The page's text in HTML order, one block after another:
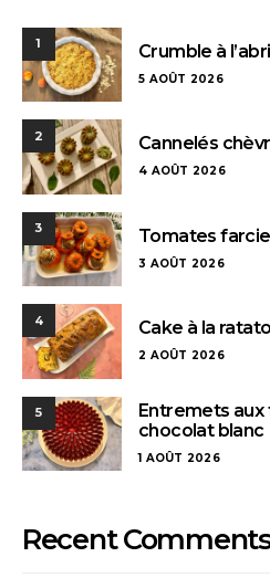
1 Crumble à
5 AOÛT 2026
2 Cannelés
4 AOÛT 2026
3 Tomates
3 AOÛT 2026
4 Cake à la
2 AOÛT 2026
5
Entremets
chocolat blanc
1 AOÛT 2026
Recent